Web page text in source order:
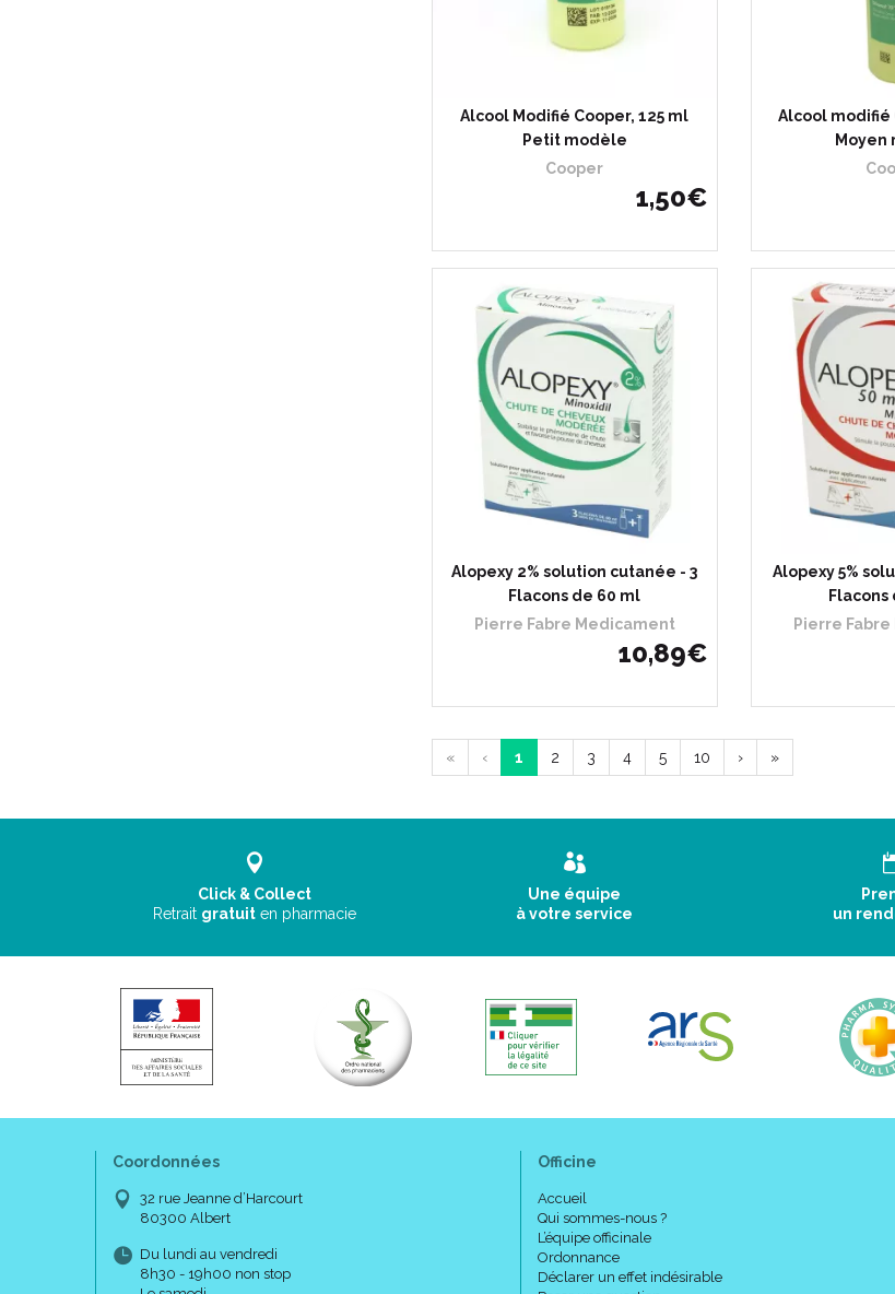
Alcool Modifié Cooper, 125 ml
Petit modèle
Cooper
1,50€
Alcool modifié
Moyen
Alopexy 2% solution cutanée - 3
Flacons de 60 ml
Pierre Fabre Medicament
10,89€
Alopexy 5%
Flacons
Pierre
« ‹ 1 2 3 4 5 10 › »
Click & Collect
Retrait gratuit en pharmacie
Une équipe
à votre service
un
Coordonnées
32 rue Jeanne d’Harcourt
80300 Albert
Du lundi au vendredi
8h30 - 19h00 non stop
Officine
Accueil
Qui sommes-nous ?
L’équipe officinale
Ordonnance
Déclarer un effet indésirable